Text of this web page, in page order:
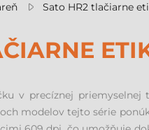
Sato HR2 tlačiarne
v precíznej
modelov tejto série